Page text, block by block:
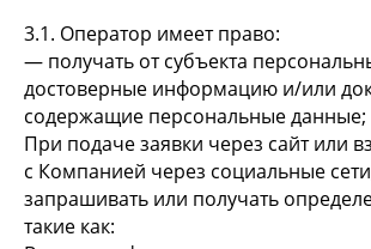
3.1. Оператор имеет право:
— получать от субъекта
достоверные информацию и/или
содержащие персональные данные;
При подаче заявки через сайт или
с Компанией через социальные
запрашивать или получать
такие как: